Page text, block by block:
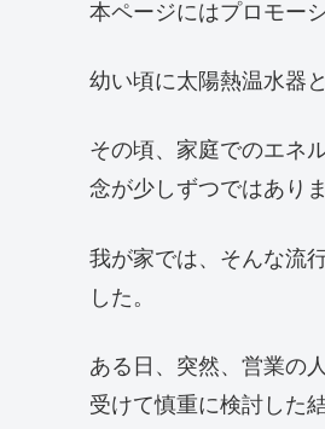
本ページにはプロモー
幼い頃に太陽熱温水器
その頃、家庭でのエネ
念が少しずつではあり
我が家では、そんな流
した。
ある日、突然、営業の
受けて慎重に検討した